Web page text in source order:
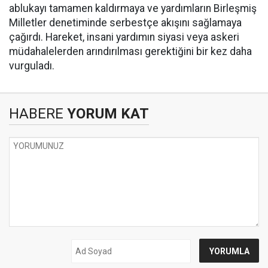
ablukayı tamamen kaldırmaya ve yardımların Birleşmiş
Milletler denetiminde serbestçe akışını sağlamaya
çağırdı. Hareket, insani yardımın siyasi veya askeri
müdahalelerden arındırılması gerektiğini bir kez daha
vurguladı.
HABERE YORUM KAT